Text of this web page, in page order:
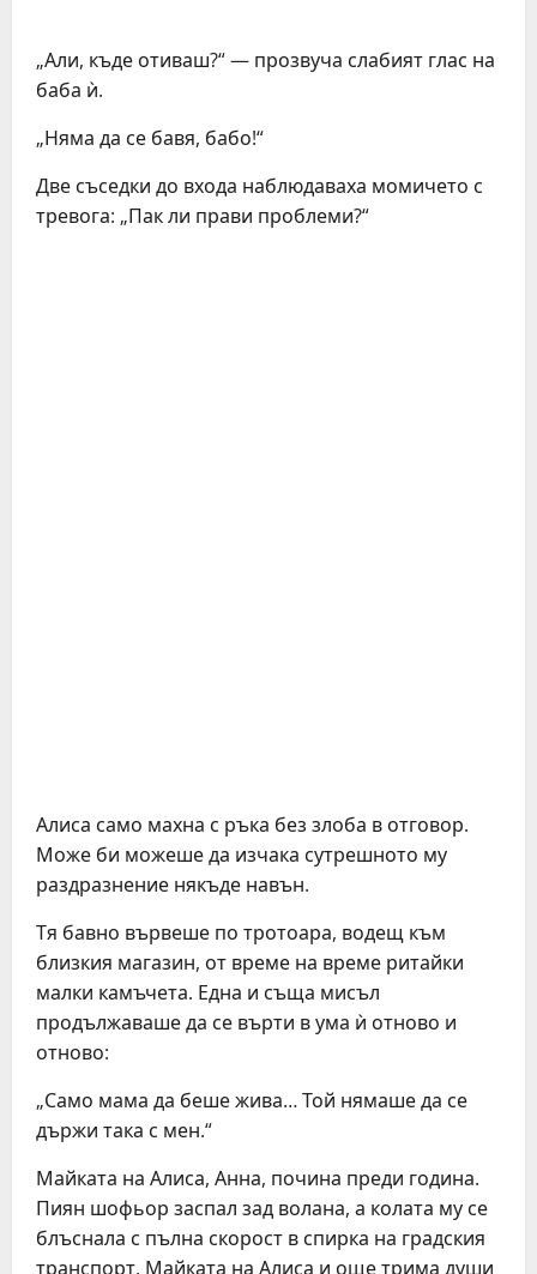
„Али, къде отиваш?“ — прозвуча слабият глас на
баба ѝ.
„Няма да се бавя, бабо!“
Две съседки до входа наблюдаваха момичето с
тревога: „Пак ли прави проблеми?“
Алиса само махна с ръка без злоба в отговор.
Може би можеше да изчака сутрешното му
раздразнение някъде навън.
Тя бавно вървеше по тротоара, водещ към
близкия магазин, от време на време ритайки
малки камъчета. Една и съща мисъл
продължаваше да се върти в ума ѝ отново и
отново:
„Само мама да беше жива… Той нямаше да се
държи така с мен.“
Майката на Алиса, Анна, почина преди година.
Пиян шофьор заспал зад волана, а колата му се
блъснала с пълна скорост в спирка на градския
транспорт. Майката на Алиса и още трима души